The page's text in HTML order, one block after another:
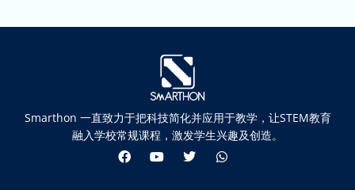
Smarthon 一直致力于把科技简化并应用于教学，让STEM教育
融入学校常规课程，激发学生兴趣及创造。